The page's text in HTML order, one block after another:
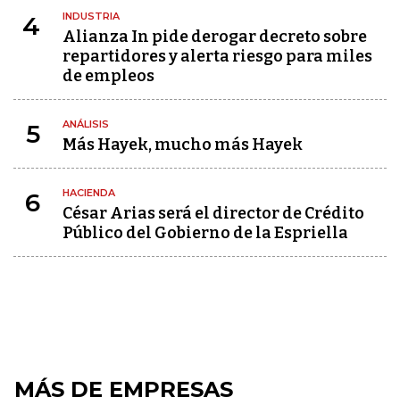
4 INDUSTRIA
Alianza In pide derogar decreto sobre
repartidores y alerta riesgo para miles
de empleos
5 ANÁLISIS
Más Hayek, mucho más Hayek
6 HACIENDA
César Arias será el director de Crédito
Público del Gobierno de la Espriella
MÁS DE EMPRESAS